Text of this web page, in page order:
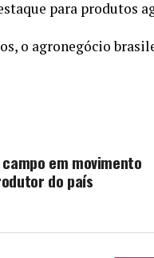
para produtos
o agronegócio
em movimento
do país